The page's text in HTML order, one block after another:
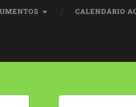
CALENDÁRIO